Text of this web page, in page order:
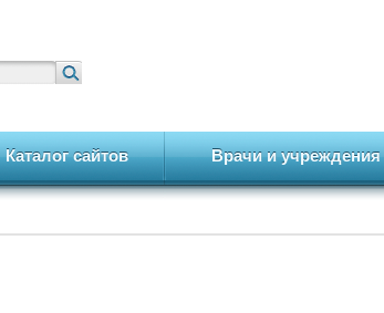
Каталог сайтов Врачи и учреждения